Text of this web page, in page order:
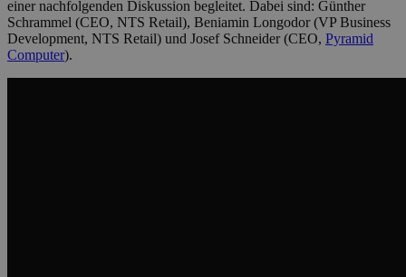
einer nachfolgenden Diskussion begleitet. Dabei sind: Günther
Schrammel (CEO, NTS Retail), Beniamin Longodor (VP Business
Development, NTS Retail) und Josef Schneider (CEO, Pyramid
Computer).